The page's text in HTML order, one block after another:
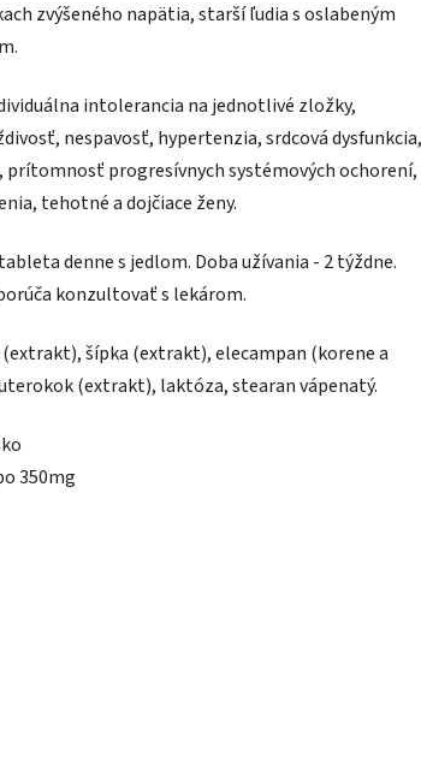
zvýšeného napätia, starší ľudia s oslabeným
intolerancia na jednotlivé zložky,
nespavosť, hypertenzia, srdcová dysfunkcia,
progresívnych systémových ochorení,
tehotné a dojčiace ženy.
denne s jedlom. Doba užívania - 2 týždne.
konzultovať s lekárom.
(extrakt), šípka (extrakt), elecampan (korene a
(extrakt), laktóza, stearan vápenatý.
350mg